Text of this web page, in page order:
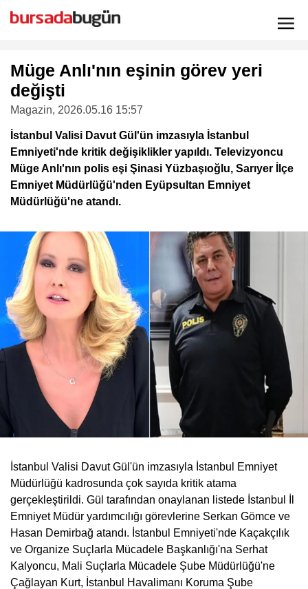
Müge Anlı'nın eşinin görev yeri
değişti
Magazin, 2026.05.16 15:57
İstanbul Valisi Davut Gül'ün imzasıyla İstanbul
Emniyeti'nde kritik değişiklikler yapıldı. Televizyoncu
Müge Anlı'nın polis eşi Şinasi Yüzbaşıoğlu, Sarıyer İlçe
Emniyet Müdürlüğü'nden Eyüpsultan Emniyet
Müdürlüğü'ne atandı.
İstanbul Valisi Davut Gül'ün imzasıyla İstanbul Emniyet
Müdürlüğü kadrosunda çok sayıda kritik atama
gerçekleştirildi. Gül tarafından onaylanan listede İstanbul İl
Emniyet Müdür yardımcılığı görevlerine Serkan Gömce ve
Hasan Demirbağ atandı. İstanbul Emniyeti'nde Kaçakçılık
ve Organize Suçlarla Mücadele Başkanlığı'na Serhat
Kalyoncu, Mali Suçlarla Mücadele Şube Müdürlüğü'ne
Çağlayan Kurt, İstanbul Havalimanı Koruma Şube